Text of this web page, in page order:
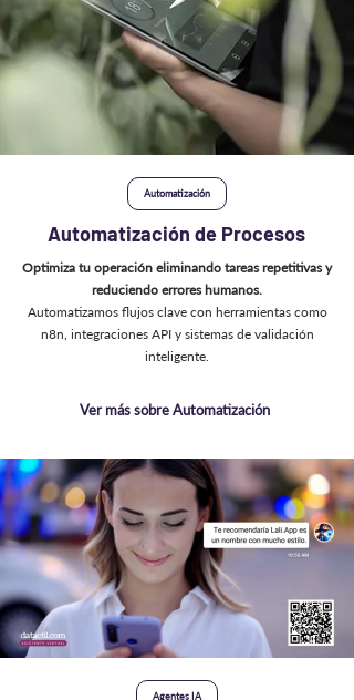
Automatización
Automatización de Procesos
Optimiza tu operación eliminando tareas repetitivas y
reduciendo errores humanos.
Automatizamos flujos clave con herramientas como
n8n, integraciones API y sistemas de validación
inteligente.
Ver más sobre Automatización
Agentes IA